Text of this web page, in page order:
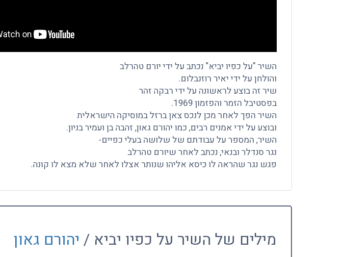
השיר "על כפיו יביא" נכתב על ידי יורם טהרלב
והולחן על ידי יאיר רוזנבלום.
שיר זה בוצע לראשונה על ידי רבקה זהר
בפסטיבל הזמר והפזמון 1969.
השיר הפך לאחר מכן לנכס צאן ברזל במוסיקה הישראלית
ובוצע על ידי אמנים רבים, כמו יהורם גאון, זהבה בן ועמיר בניון.
השיר, המספר על עבודתם של שלושה בעלי כפיים-
נגר סנדלר ובנאי, נכתב לאחר שיורם טהרלב
פגש נגר שהראה לו כיסא אליהו שנותר אצלו לאחר שלא מצא לו קונה.
מילים של השיר על כפיו יביא / יהורם גאון